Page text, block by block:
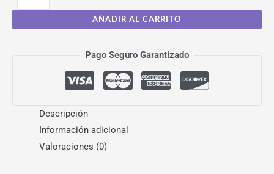
AÑADIR AL CARRITO
Pago Seguro Garantizado
Descripción
Información adicional
Valoraciones (0)